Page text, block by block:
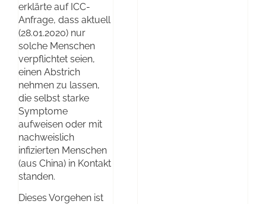
erklärte auf ICC-
Anfrage, dass aktuell
(28.01.2020) nur
solche Menschen
verpflichtet seien,
einen Abstrich
nehmen zu lassen,
die selbst starke
Symptome
aufweisen oder mit
nachweislich
infizierten Menschen
(aus China) in Kontakt
standen.
Dieses Vorgehen ist